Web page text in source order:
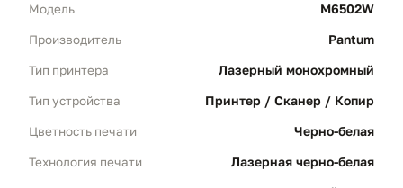
Встроенный Wi-Fi
позволяет отправлять задания на печать из
любой точки помещения без лишних
проводов.
02 Простая настройка
Установка в один шаг:
Технология
Модель M6502W
Производитель Pantum
Тип принтера Лазерный монохромный
Тип устройства Принтер / Сканер / Копир
Цветность печати Черно-белая
Технология печати Лазерная черно-белая